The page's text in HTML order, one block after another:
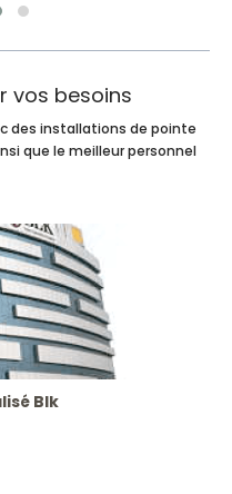
vos besoins
des installations de pointe
que le meilleur personnel
Blk